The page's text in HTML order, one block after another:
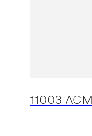
11003 ACM